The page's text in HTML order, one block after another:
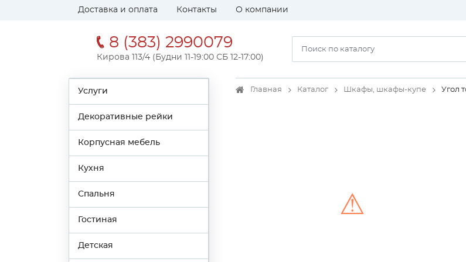
Доставка и оплата Контакты О компании
8 (383) 2990079
Кирова 113/4 (Будни 11-19:00 СБ 12-17:00)
Услуги
Декоративные рейки
Корпусная мебель
Кухня
Спальня
Гостиная
Детская
Главная Каталог Шкафы, шкафы-купе Угол
⚠